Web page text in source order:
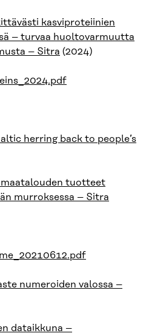
kasviproteiinien
– turvaa huoltovarmuutta
– Sitra (2024)
herring back to people’s
tuotteet
murroksessa – Sitra
numeroiden valossa –
dataikkuna –